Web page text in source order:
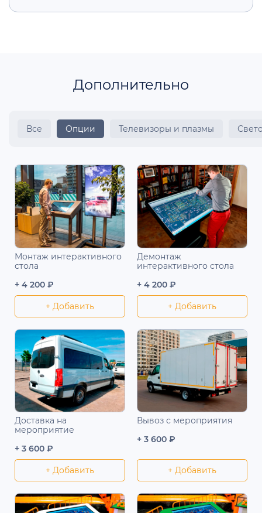
Дополнительно
Все Опции Телевизоры и плазмы
Монтаж интерактивного
стола
+ 4 200 ₽
+ Добавить
Демонтаж
интерактивного стола
+ 4 200 ₽
+ Добавить
Доставка на
мероприятие
+ 3 600 ₽
+ Добавить
Вывоз с мероприятия
+ 3 600 ₽
+ Добавить